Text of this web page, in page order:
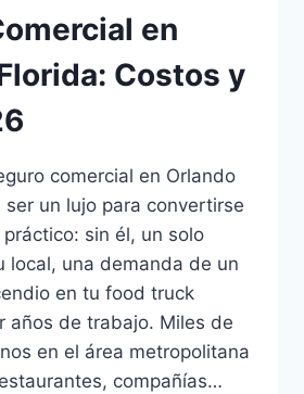
en
Costos y
comercial en Orlando
un lujo para convertirse
sin él, un solo
local, una demanda de un
en tu food truck
años de trabajo. Miles de
en el área metropolitana
compañías…